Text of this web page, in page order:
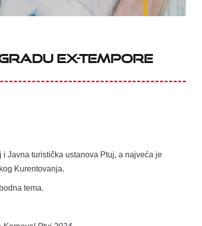
Ex-tempore
Javna turistička ustanova Ptuj, a najveća je
Kurentovanja.
tema.